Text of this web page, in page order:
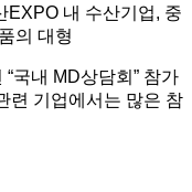
EXPO 내 수산기업, 중
의 대형
국내 MD상담회” 참가
련 기업에서는 많은 참